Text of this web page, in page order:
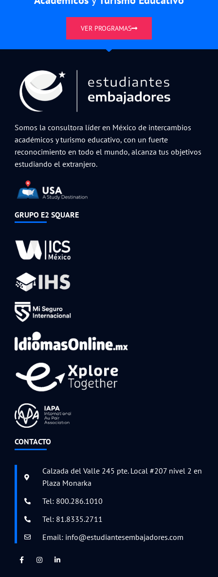
VER PROGRAMAS
Somos la consultora líder en México de intercambios
académicos y turismo educativo, con un fuerte
reconocimiento en todo el mundo, alcanza tus objetivos
estudiando el extranjero.
GRUPO E2 SQUARE
CONTACTO
Calzada del Valle 245 pte. Local #207 nivel 2 en
Plaza Monarka
Tel: 800.286.1010
Tel: 81.8335.2711
Email: info@estudiantesembajadores.com